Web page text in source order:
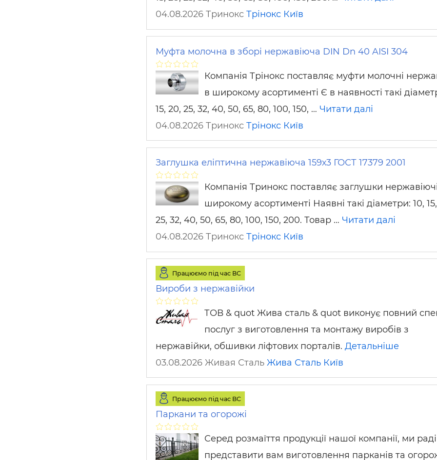
04.08.2026 Тринокс Трінокс Київ
Муфта молочна в зборі нержавіюча DIN Dn 40 AISI 304
Компанія Трінокс поставляє муфти молочні
в широкому асортименті Є в наявності такі
15, 20, 25, 32, 40, 50, 65, 80, 100, 150, … Читати далі
04.08.2026 Тринокс Трінокс Київ
Заглушка еліптична нержавіюча 159х3 ГОСТ 17379 2001
Компанія Тринокс поставляє заглушки
широкому асортименті Наявні такі діаметри: 10,
25, 32, 40, 50, 65, 80, 100, 150, 200. Товар … Читати далі
04.08.2026 Тринокс Трінокс Київ
Працюємо під час ВС
Вироби з нержавійки
ТОВ & quot Жива сталь & quot виконує повний
послуг з виготовлення та монтажу виробів з
нержавійки, обшивки ліфтових порталів. Детальніше
03.08.2026 Живая Сталь Жива Сталь Київ
Працюємо під час ВС
Паркани та огорожі
Серед розмаїття продукції нашої компанії, ми раді
представити вам виготовлення парканів та